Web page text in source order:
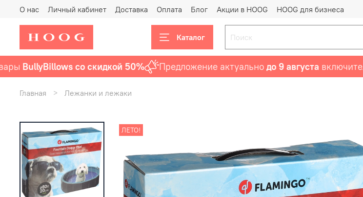
О нас Личный кабинет Доставка Оплата Блог Акции в HOOG HOOG для бизнеса
Каталог
BullyBillows со скидкой 50% Предложение актуальнодо 9 августавключительно
Главная Лежанки и лежаки
ЛЕТО!